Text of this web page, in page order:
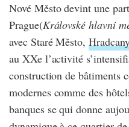
Nové Město devint une
Prague(Královské hlavní
avec Staré Město,
au XXe l’activité
construction de bâtiments
modernes comme des
banques se qui donne